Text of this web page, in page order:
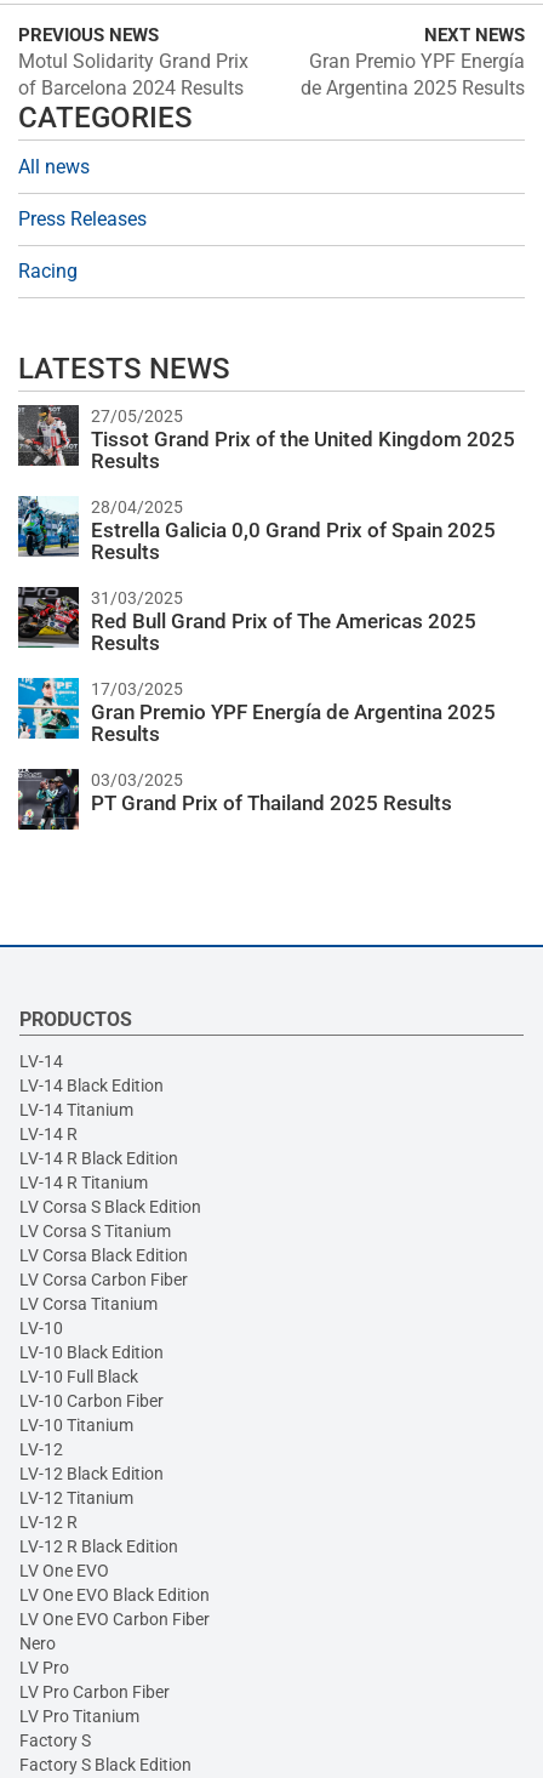
PREVIOUS NEWS
Motul Solidarity Grand Prix
of Barcelona 2024 Results
NEXT NEWS
Gran Premio YPF Energía
de Argentina 2025 Results
CATEGORIES
All news
Press Releases
Racing
LATESTS NEWS
27/05/2025
Tissot Grand Prix of the United Kingdom 2025
Results
28/04/2025
Estrella Galicia 0,0 Grand Prix of Spain 2025
Results
31/03/2025
Red Bull Grand Prix of The Americas 2025
Results
17/03/2025
Gran Premio YPF Energía de Argentina 2025
Results
03/03/2025
PT Grand Prix of Thailand 2025 Results
PRODUCTOS
LV-14
LV-14 Black Edition
LV-14 Titanium
LV-14 R
LV-14 R Black Edition
LV-14 R Titanium
LV Corsa S Black Edition
LV Corsa S Titanium
LV Corsa Black Edition
LV Corsa Carbon Fiber
LV Corsa Titanium
LV-10
LV-10 Black Edition
LV-10 Full Black
LV-10 Carbon Fiber
LV-10 Titanium
LV-12
LV-12 Black Edition
LV-12 Titanium
LV-12 R
LV-12 R Black Edition
LV One EVO
LV One EVO Black Edition
LV One EVO Carbon Fiber
Nero
LV Pro
LV Pro Carbon Fiber
LV Pro Titanium
Factory S
Factory S Black Edition